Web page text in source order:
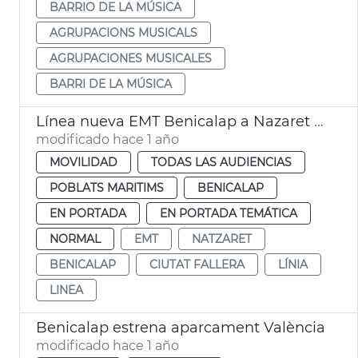
BARRIO DE LA MÚSICA
AGRUPACIONS MUSICALS
AGRUPACIONES MUSICALES
BARRI DE LA MÚSICA
Línea nueva EMT Benicalap a Nazaret València
modificado hace 1 año
MOVILIDAD
TODAS LAS AUDIENCIAS
POBLATS MARITIMS
BENICALAP
EN PORTADA
EN PORTADA TEMÁTICA
NORMAL
EMT
NATZARET
BENICALAP
CIUTAT FALLERA
LÍNIA
LINEA
Benicalap estrena aparcament València
modificado hace 1 año